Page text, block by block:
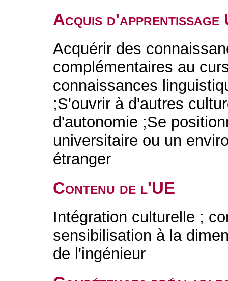
Acquis d'apprentissage
Acquérir des
complémentaires au
connaissances
;S'ouvrir à d'autres
d'autonomie ;Se
universitaire ou un
étranger
Contenu de l'UE
Intégration culturelle ;
sensibilisation à la
de l'ingénieur